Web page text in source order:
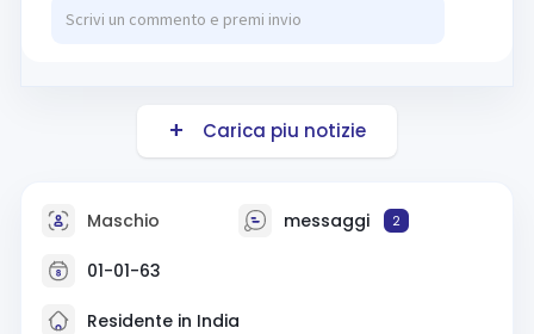
Carica piu notizie
Maschio messaggi 2
01-01-63
Residente in India